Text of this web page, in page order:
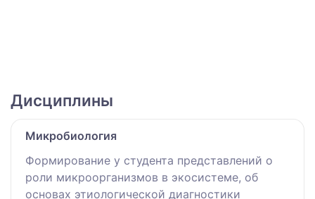
Дисциплины
Микробиология
Формирование у студента представлений о
роли микроорганизмов в экосистеме, об
основах этиологической диагностики